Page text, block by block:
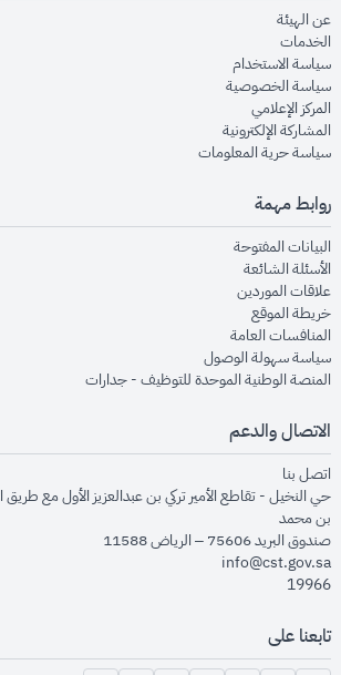
عن الهيئةopens in new window
الخدماتopens in new window
سياسة الاستخدام
سياسة الخصوصيةopens in new window
المركز الإعلاميopens in new window
المشاركة الإلكترونيةopens in new window
سياسة حرية المعلوماتopens in new window
روابط مهمة
البيانات المفتوحةopens in new window
الأسئلة الشائعةopens in new window
علاقات الموردينopens in new window
خريطة الموقعopens in new window
المنافسات العامةopens in new window
سياسة سهولة الوصولopens in new window
المنصة الوطنية الموحدة للتوظيف - جداراتnew window
الاتصال والدعم
اتصل بنا
حي النخيل - تقاطع الأمير تركي بن عبدالعزيز الأول مع طريق
بن محمد
صندوق البريد 75606 – الرياض 11588
info@cst.gov.sa
19966
تابعنا على